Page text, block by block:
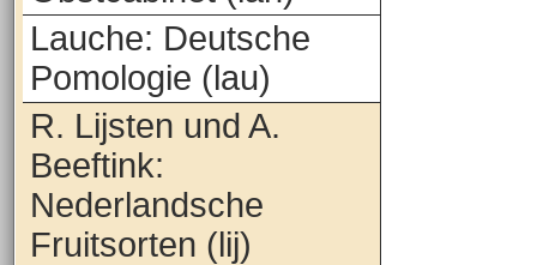
Lauche: Deutsche
Pomologie (lau)
R. Lijsten und A.
Beeftink:
Nederlandsche
Fruitsorten (lij)